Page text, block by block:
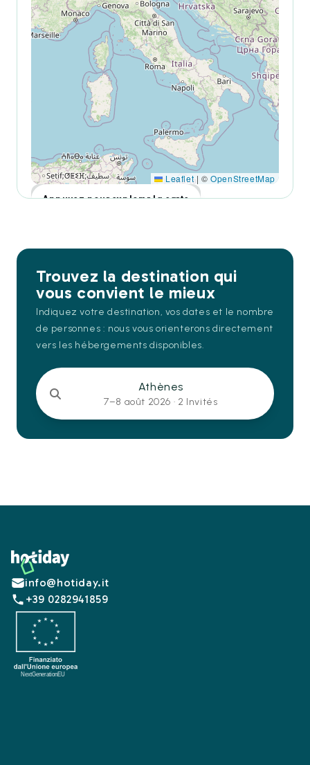
Leaflet | ©OpenStreetMap
Appuyez pour explorer la carte
Trouvez la destination qui
vous convient le mieux
Indiquez votre destination, vos dates et le nombre
de personnes : nous vous orienterons directement
vers les hébergements disponibles.
Athènes
7–8 août 2026 · 2 Invités
Footer
info@hotiday.it
+39 0282941859